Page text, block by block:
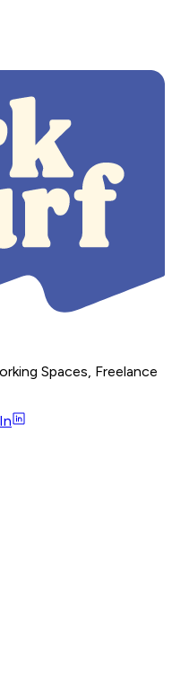
Spaces, Freelance